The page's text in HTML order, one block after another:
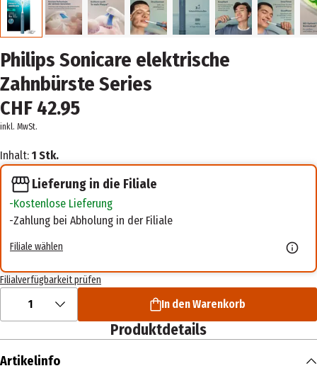
Philips Sonicare elektrische
Zahnbürste Series
CHF 42.95
inkl. MwSt.
Inhalt: 1 Stk.
Lieferung in die Filiale
Kostenlose Lieferung
Zahlung bei Abholung in der Filiale
Filiale wählen
Filialverfügbarkeit prüfen
1 In den Warenkorb
Produktdetails
Artikelinfo